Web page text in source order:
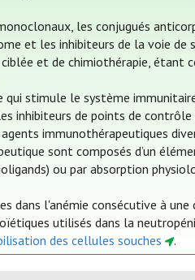
les conjugués
et les inhibiteurs de la voie
et de chimiothérapie, étant
qui stimule le système
inhibiteurs de points de
immunothérapeutiques
sont composés d’un
ou par absorption
dans l'anémie consécutive à
utilisés dans la
des cellules souches
.